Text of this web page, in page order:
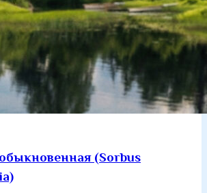
(Sorbus